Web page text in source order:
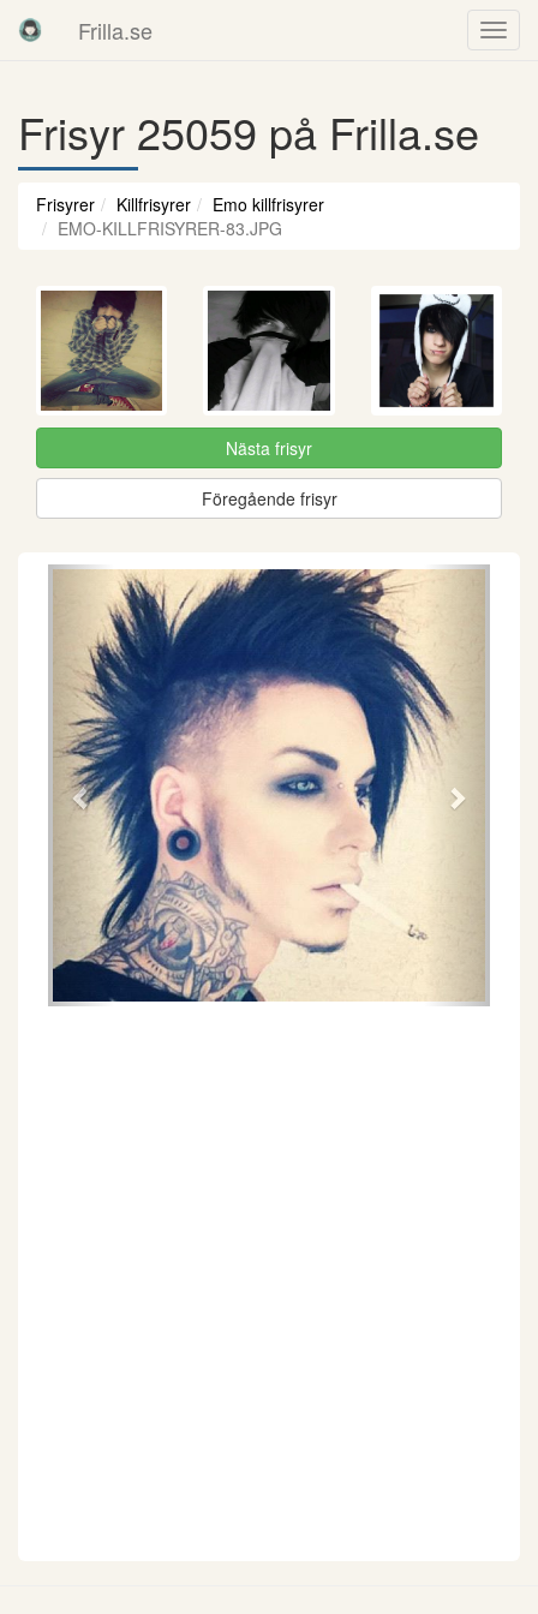
Frilla.se
Frisyr 25059 på Frilla.se
Frisyrer Killfrisyrer
Emo killfrisyrer
EMO-KILLFRISYRER-83.JPG
Nästa frisyr
Föregående frisyr
Föregående